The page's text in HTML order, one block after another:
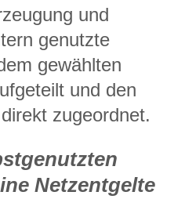
und
genutzte
gewählten
und den
zugeordnet.
Netzentgelte